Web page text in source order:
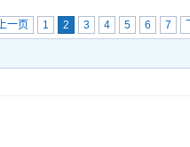
一页 1 2 3 4 5 6 7